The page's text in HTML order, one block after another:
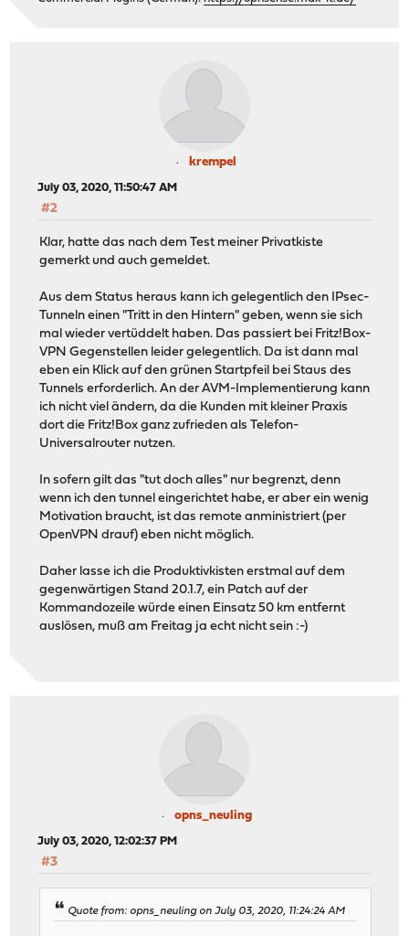
krempel
July 03, 2020, 11:50:47 AM
#2
Klar, hatte das nach dem Test meiner Privatkiste
gemerkt und auch gemeldet.
Aus dem Status heraus kann ich gelegentlich den IPsec-
Tunneln einen "Tritt in den Hintern" geben, wenn sie sich
mal wieder vertüddelt haben. Das passiert bei Fritz!Box-
VPN Gegenstellen leider gelegentlich. Da ist dann mal
eben ein Klick auf den grünen Startpfeil bei Staus des
Tunnels erforderlich. An der AVM-Implementierung kann
ich nicht viel ändern, da die Kunden mit kleiner Praxis
dort die Fritz!Box ganz zufrieden als Telefon-
Universalrouter nutzen.
In sofern gilt das "tut doch alles" nur begrenzt, denn
wenn ich den tunnel eingerichtet habe, er aber ein wenig
Motivation braucht, ist das remote anministriert (per
OpenVPN drauf) eben nicht möglich.
Daher lasse ich die Produktivkisten erstmal auf dem
gegenwärtigen Stand 20.1.7, ein Patch auf der
Kommandozeile würde einen Einsatz 50 km entfernt
auslösen, muß am Freitag ja echt nicht sein :-)
opns_neuling
July 03, 2020, 12:02:37 PM
#3
Quote from: opns_neuling on July 03, 2020, 11:24:24 AM